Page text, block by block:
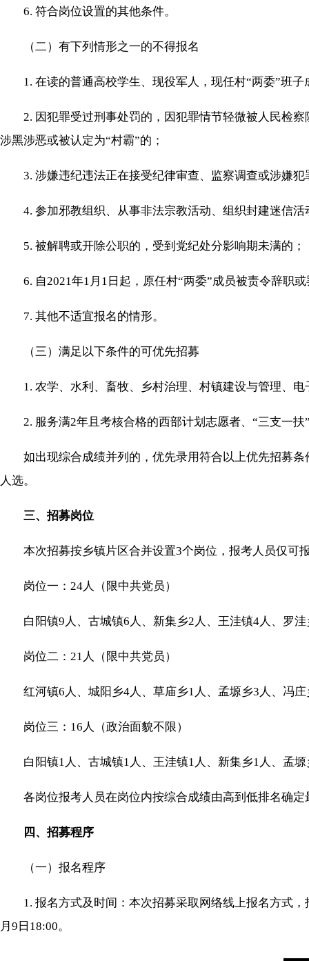
6. 符合岗位设置的其他条件。
（二）有下列情形之一的不得报名
1. 在读的普通高校学生、现役军人，现任村“两委”班子
2. 因犯罪受过刑事处罚的，因犯罪情节轻微被人民检察
涉黑涉恶或被认定为“村霸”的；
3. 涉嫌违纪违法正在接受纪律审查、监察调查或涉嫌犯
4. 参加邪教组织、从事非法宗教活动、组织封建迷信活
5. 被解聘或开除公职的，受到党纪处分影响期未满的；
6. 自2021年1月1日起，原任村“两委”成员被责令辞职或
7. 其他不适宜报名的情形。
（三）满足以下条件的可优先招募
1. 农学、水利、畜牧、乡村治理、村镇建设与管理、电
2. 服务满2年且考核合格的西部计划志愿者、“三支一扶
如出现综合成绩并列的，优先录用符合以上优先招募条
人选。
三、招募岗位
本次招募按乡镇片区合并设置3个岗位，报考人员仅可
岗位一：24人（限中共党员）
白阳镇9人、古城镇6人、新集乡2人、王洼镇4人、罗洼
岗位二：21人（限中共党员）
红河镇6人、城阳乡4人、草庙乡1人、孟塬乡3人、冯庄
岗位三：16人（政治面貌不限）
白阳镇1人、古城镇1人、王洼镇1人、新集乡1人、孟塬
各岗位报考人员在岗位内按综合成绩由高到低排名确定
四、招募程序
（一）报名程序
1. 报名方式及时间：本次招募采取网络线上报名方式，
月9日18:00。